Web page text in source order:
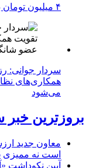
۴ میلیون تومان به حساب هر شهروند ایرانی واریز شد
همکاری‌های
می‌شود
بروزترین خبر
معاون جدید
است نه ممیزی
آیین نکوداشت